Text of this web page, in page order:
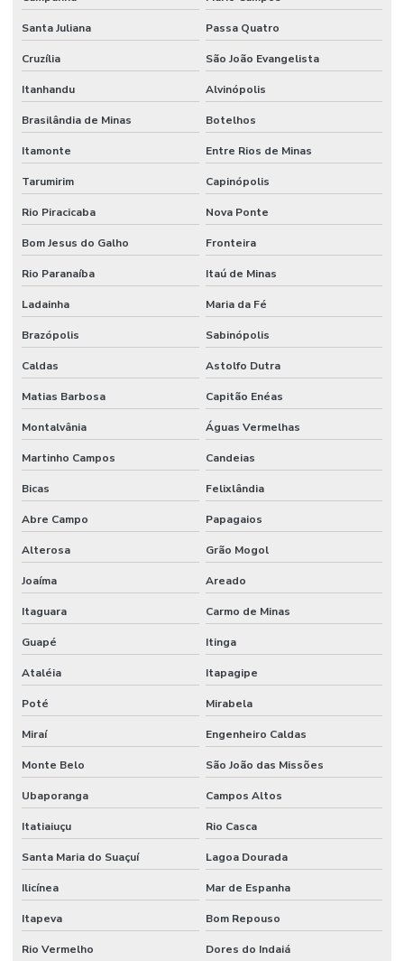
Santa Juliana Passa Quatro
Cruzília São João Evangelista
Itanhandu Alvinópolis
Brasilândia de Minas Botelhos
Itamonte Entre Rios de Minas
Tarumirim Capinópolis
Rio Piracicaba Nova Ponte
Bom Jesus do Galho Fronteira
Rio Paranaíba Itaú de Minas
Ladainha Maria da Fé
Brazópolis Sabinópolis
Caldas Astolfo Dutra
Matias Barbosa Capitão Enéas
Montalvânia Águas Vermelhas
Martinho Campos Candeias
Bicas Felixlândia
Abre Campo Papagaios
Alterosa Grão Mogol
Joaíma Areado
Itaguara Carmo de Minas
Guapé Itinga
Ataléia Itapagipe
Poté Mirabela
Miraí Engenheiro Caldas
Monte Belo São João das Missões
Ubaporanga Campos Altos
Itatiaiuçu Rio Casca
Santa Maria do Suaçuí Lagoa Dourada
Ilicínea Mar de Espanha
Itapeva Bom Repouso
Rio Vermelho Dores do Indaiá